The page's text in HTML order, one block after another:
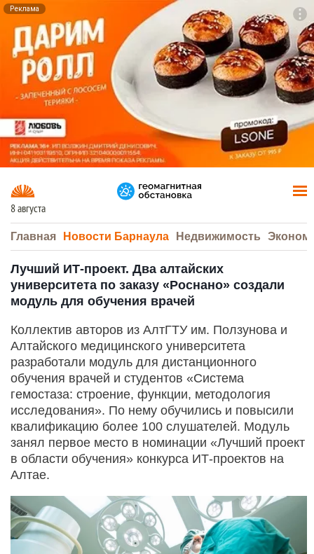
Реклама
8 августа
Главная Новости Барнаула Недвижимость
Лучший ИТ-проект. Два алтайских
университета по заказу «Роснано» создали
модуль для обучения врачей
Коллектив авторов из АлтГТУ им. Ползунова и
Алтайского медицинского университета
разработали модуль для дистанционного
обучения врачей и студентов «Система
гемостаза: строение, функции, методология
исследования». По нему обучились и повысили
квалификацию более 100 слушателей. Модуль
занял первое место в номинации «Лучший проект
в области обучения» конкурса ИТ-проектов на
Алтае.